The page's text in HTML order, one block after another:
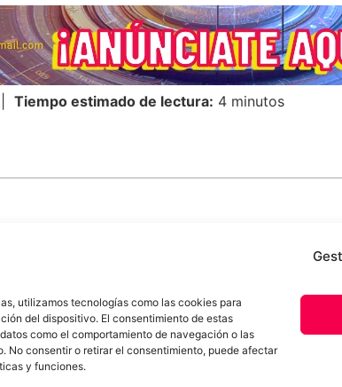
utilizamos tecnologías como las cookies para
del dispositivo. El consentimiento de estas
como el comportamiento de navegación o las
No consentir o retirar el consentimiento, puede afectar
y funciones.
Tiempo estimado de lectura: 4 minutos
Política de cookies Política de privacidad